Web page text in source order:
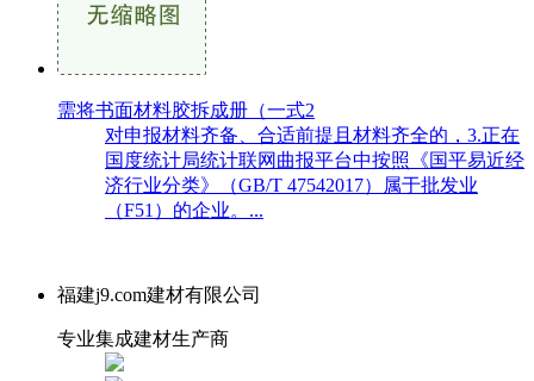
需将书面材料胶拆成册（一式2
对申报材料齐备、合适前提且材料齐全的，3.正在
国度统计局统计联网曲报平台中按照《国平易近经
济行业分类》（GB/T 47542017）属于批发业
（F51）的企业。...
福建j9.com建材有限公司
专业集成建材生产商